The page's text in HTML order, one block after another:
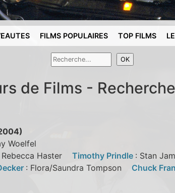
FILMS POPULAIRES TOP FILMS
de Films -
Woelfel
Rebecca Haster Timothy Prindle : Stan
: Flora/Saundra Tompson Chuck